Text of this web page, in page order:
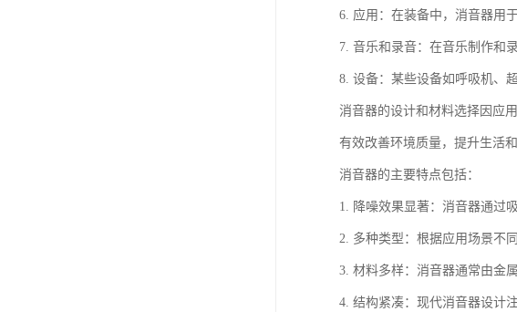
6. 应用：在装备中，消音器用
7. 音乐和录音：在音乐制作和
8. 设备：某些设备如呼吸机、
消音器的设计和材料选择因应
有效改善环境质量，提升生活和
消音器的主要特点包括：
1. 降噪效果显著：消音器通过
2. 多种类型：根据应用场景不
3. 材料多样：消音器通常由金
4. 结构紧凑：现代消音器设计